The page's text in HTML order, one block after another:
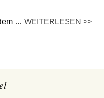
… WEITERLESEN >>